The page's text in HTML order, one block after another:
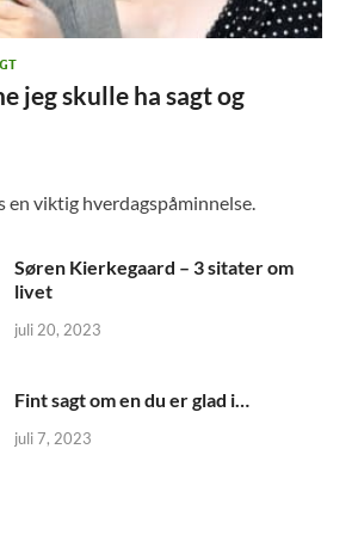
jeg skulle ha sagt og
en viktig hverdagspåminnelse.
Søren Kierkegaard – 3 sitater om
livet
juli 20, 2023
Fint sagt om en du er glad i…
juli 7, 2023